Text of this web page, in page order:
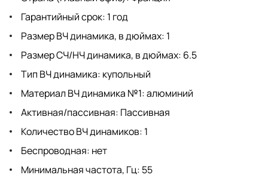
Гарантийный срок: 1 год
Размер ВЧ динамика, в дюймах: 1
Размер СЧ/НЧ динамика, в дюймах: 6.5
Тип ВЧ динамика: купольный
Материал ВЧ динамика №1: алюминий
Активная/пассивная: Пассивная
Количество ВЧ динамиков: 1
Беспроводная: нет
Минимальная частота, Гц: 55